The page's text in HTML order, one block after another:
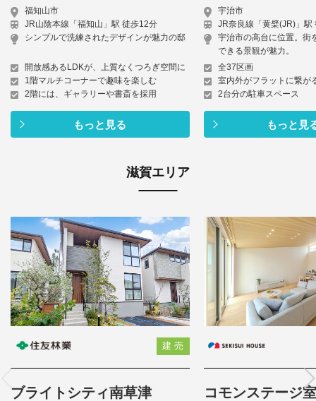
福知山市
JR山陰本線「福知山」駅 徒歩12分
シンプルで洗練されたデザインが魅力の邸
開放感あるLDKが、上質なくつろぎ空間に
1階マルチコーナーで趣味を楽しむ
2階には、ギャラリーや書斎を採用
もっと見る
宇治市
JR奈良線「黄檗(JR)」駅
宇治市の高台に位置。街
できる景観が魅力。
全37区画
室内外がフラットに繋が
2台分の駐車スペース
もっと見
滋賀エリア
建 売
ブライトシティ南草津 コモンステージ